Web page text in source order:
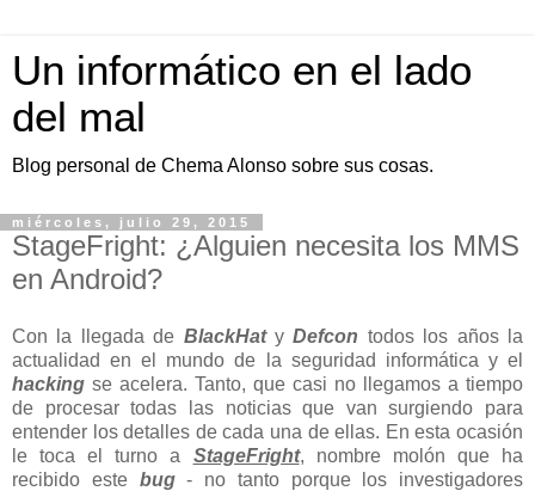
Un informático en el lado
del mal
Blog personal de Chema Alonso sobre sus cosas.
miércoles, julio 29, 2015
StageFright: ¿Alguien necesita los MMS
en Android?
Con la llegada de BlackHatyDefcon todos los años la
actualidad en el mundo de la seguridad informática y el
hacking se acelera. Tanto, que casi no llegamos a tiempo
de procesar todas las noticias que van surgiendo para
entender los detalles de cada una de ellas. En esta ocasión
le toca el turno a StageFright, nombre molón que ha
recibido este bug- no tanto porque los investigadores